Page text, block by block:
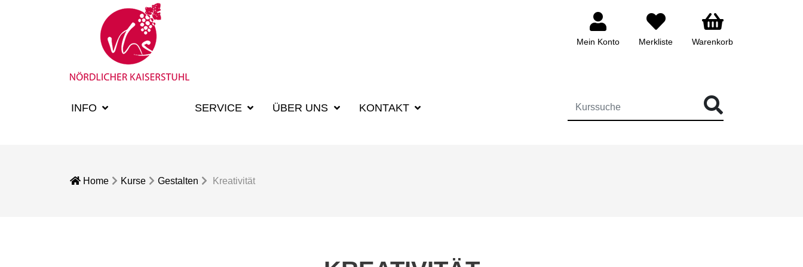
Mein Konto Merkliste Warenkorb
INFO SERVICE ÜBER UNS KONTAKT
Home Kurse Gestalten Kreativität